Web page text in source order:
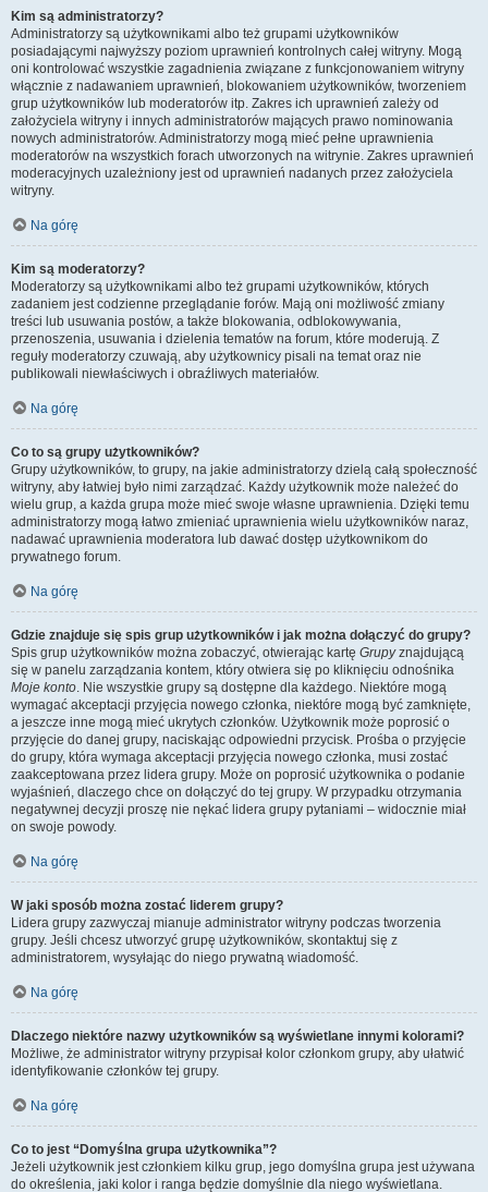
Kim są administratorzy?
Administratorzy są użytkownikami albo też grupami użytkowników
posiadającymi najwyższy poziom uprawnień kontrolnych całej witryny. Mogą
oni kontrolować wszystkie zagadnienia związane z funkcjonowaniem witryny
włącznie z nadawaniem uprawnień, blokowaniem użytkowników, tworzeniem
grup użytkowników lub moderatorów itp. Zakres ich uprawnień zależy od
założyciela witryny i innych administratorów mających prawo nominowania
nowych administratorów. Administratorzy mogą mieć pełne uprawnienia
moderatorów na wszystkich forach utworzonych na witrynie. Zakres uprawnień
moderacyjnych uzależniony jest od uprawnień nadanych przez założyciela
witryny.
Na górę
Kim są moderatorzy?
Moderatorzy są użytkownikami albo też grupami użytkowników, których
zadaniem jest codzienne przeglądanie forów. Mają oni możliwość zmiany
treści lub usuwania postów, a także blokowania, odblokowywania,
przenoszenia, usuwania i dzielenia tematów na forum, które moderują. Z
reguły moderatorzy czuwają, aby użytkownicy pisali na temat oraz nie
publikowali niewłaściwych i obraźliwych materiałów.
Na górę
Co to są grupy użytkowników?
Grupy użytkowników, to grupy, na jakie administratorzy dzielą całą społeczność
witryny, aby łatwiej było nimi zarządzać. Każdy użytkownik może należeć do
wielu grup, a każda grupa może mieć swoje własne uprawnienia. Dzięki temu
administratorzy mogą łatwo zmieniać uprawnienia wielu użytkowników naraz,
nadawać uprawnienia moderatora lub dawać dostęp użytkownikom do
prywatnego forum.
Na górę
Gdzie znajduje się spis grup użytkowników i jak można dołączyć do grupy?
Spis grup użytkowników można zobaczyć, otwierając kartę Grupyznajdującą
się w panelu zarządzania kontem, który otwiera się po kliknięciu odnośnika
Moje konto. Nie wszystkie grupy są dostępne dla każdego. Niektóre mogą
wymagać akceptacji przyjęcia nowego członka, niektóre mogą być zamknięte,
a jeszcze inne mogą mieć ukrytych członków. Użytkownik może poprosić o
przyjęcie do danej grupy, naciskając odpowiedni przycisk. Prośba o przyjęcie
do grupy, która wymaga akceptacji przyjęcia nowego członka, musi zostać
zaakceptowana przez lidera grupy. Może on poprosić użytkownika o podanie
wyjaśnień, dlaczego chce on dołączyć do tej grupy. W przypadku otrzymania
negatywnej decyzji proszę nie nękać lidera grupy pytaniami – widocznie miał
on swoje powody.
Na górę
W jaki sposób można zostać liderem grupy?
Lidera grupy zazwyczaj mianuje administrator witryny podczas tworzenia
grupy. Jeśli chcesz utworzyć grupę użytkowników, skontaktuj się z
administratorem, wysyłając do niego prywatną wiadomość.
Na górę
Dlaczego niektóre nazwy użytkowników są wyświetlane innymi kolorami?
Możliwe, że administrator witryny przypisał kolor członkom grupy, aby ułatwić
identyfikowanie członków tej grupy.
Na górę
Co to jest “Domyślna grupa użytkownika”?
Jeżeli użytkownik jest członkiem kilku grup, jego domyślna grupa jest używana
do określenia, jaki kolor i ranga będzie domyślnie dla niego wyświetlana.